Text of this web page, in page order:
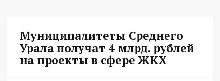
Муниципалитеты Среднего
Урала получат 4 млрд. рублей
на проекты в сфере ЖКХ